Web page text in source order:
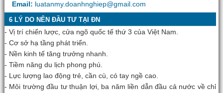
Email: luatanmy.doanhnghiep@gmail.com
6 LÝ DO NÊN ĐẦU TƯ TẠI ĐN
- Vị trí chiến lược, cửa ngõ quốc tế thứ 3 của Việt Nam.
- Cơ sở hạ tầng phát triển.
- Nền kinh tế tăng trưởng nhanh.
- Tiềm năng du lịch phong phú.
- Lực lượng lao động trẻ, cần cù, có tay ngề cao.
- Môi trường đầu tư thuận lợi, ba năm liền dẫn đầu cả nước về chỉ